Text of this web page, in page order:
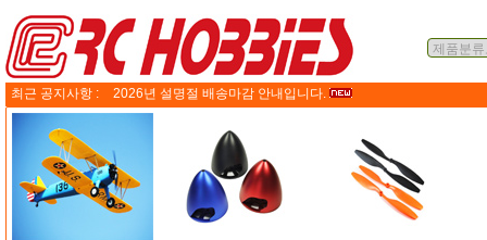
최근 공지사항 : 2026년 설명절 배송마감 안내입니다.